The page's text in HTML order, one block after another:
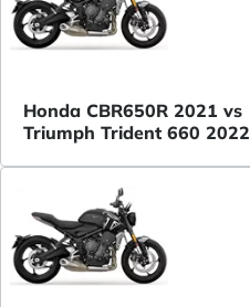
Honda CBR650R 2021 vs
Triumph Trident 660 2022